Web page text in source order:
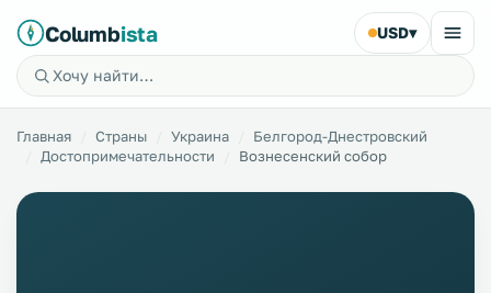
Columbista USD▾
Главная Страны Украина
Белгород-Днестровский
Достопримечательности
Вознесенский собор